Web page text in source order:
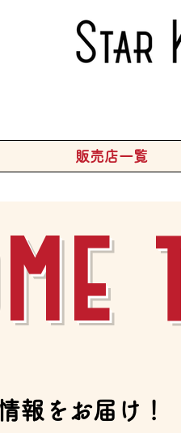
販売店一覧
報をお届け！